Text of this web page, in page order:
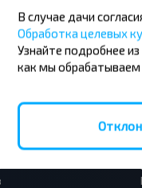
В случае дачи
Обработка целевых
Узнайте подробнее
как мы